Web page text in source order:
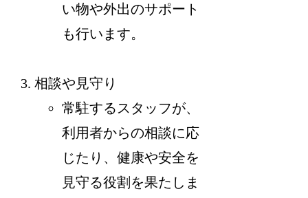
い物や外出のサポート
も行います。
相談や見守り
常駐するスタッフが、
利用者からの相談に応
じたり、健康や安全を
見守る役割を果たしま